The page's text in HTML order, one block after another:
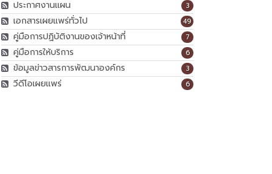
3
ประกาศงานแผน
49
เอกสารเผยแพร่ทั่วไป
7
คู่มือการปฏิบัติงานของเจ้าหน้าที่
6
คู่มือการให้บริการ
3
ข้อมูลข่าวสารการพัฒนาองค์กร
6
วีดีโอเผยแพร่